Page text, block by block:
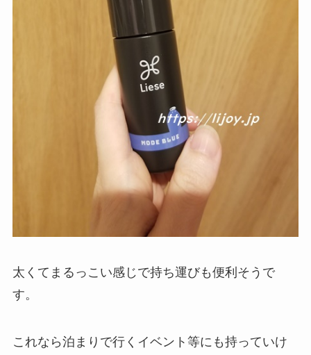
太くてまるっこい感じで持ち運びも便利そうで
す。
これなら泊まりで行くイベント等にも持っていけ